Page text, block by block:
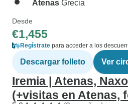
Atenas Grecia
Desde
€1,455
Regístrate para acceder a los
Descargar folleto Ver
Iremia | Atenas,
(+visitas en Atenas,